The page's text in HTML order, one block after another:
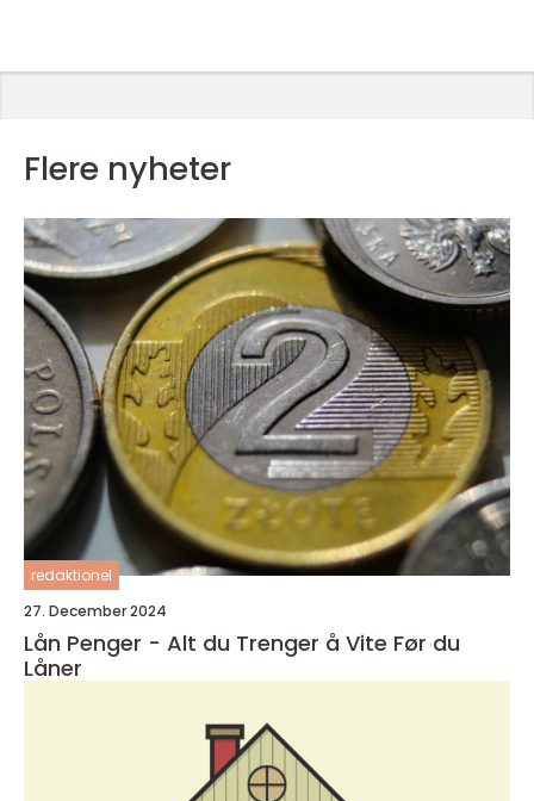
Flere nyheter
redaktionel
27. December 2024
Lån Penger - Alt du Trenger å Vite Før du
Låner